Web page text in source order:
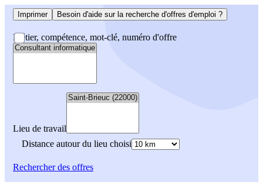
Imprimer Besoin d'aide sur la recherche d'offres d'emploi ?
Métier, compétence, mot-clé, numéro d'offre
Lieu de travail
Distance autour du lieu choisi
Rechercherdes offres